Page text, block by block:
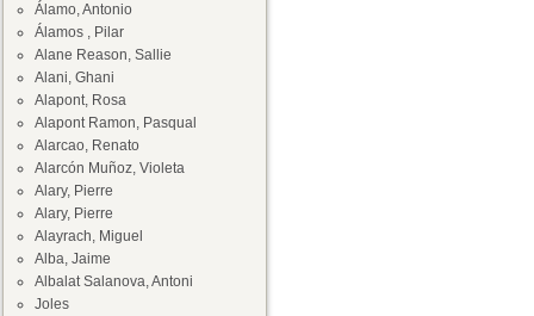
Álamo, Antonio
Álamos , Pilar
Alane Reason, Sallie
Alani, Ghani
Alapont, Rosa
Alapont Ramon, Pasqual
Alarcao, Renato
Alarcón Muñoz, Violeta
Alary, Pierre
Alary, Pierre
Alayrach, Miguel
Alba, Jaime
Albalat Salanova, Antoni
Joles